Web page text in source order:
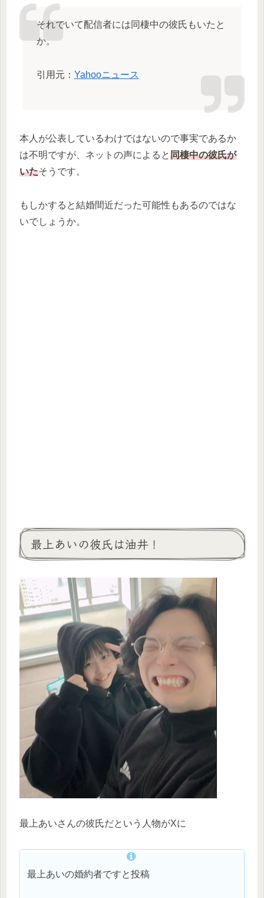
それでいて配信者には同棲中の彼氏もいたと
か。
引用元： Yahooニュース
本人が公表しているわけではないので事実であるか
は不明ですが、ネットの声によると同棲中の彼氏が
いたそうです。
もしかすると結婚間近だった可能性もあるのではな
いでしょうか。
最上あいの彼氏は油井！
最上あいさんの彼氏だという人物がXに
最上あいの婚約者ですと投稿